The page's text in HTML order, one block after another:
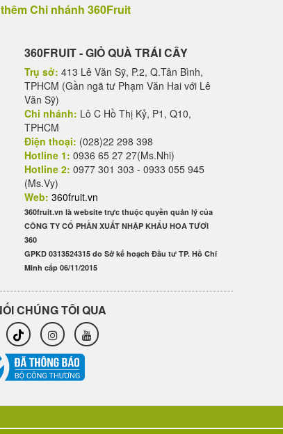
Chi nhánh 360Fruit
360FRUIT - GIỎ QUÀ TRÁI CÂY
Trụ sở: 413 Lê Văn Sỹ, P.2, Q.Tân Bình,
TPHCM (Gần ngã tư Phạm Văn Hai với Lê
Văn Sỹ)
Chi nhánh: Lô C Hồ Thị Kỷ, P1, Q10,
TPHCM
Điện thoại: (028)22 298 398
Hotline 1: 0936 65 27 27(Ms.Nhi)
Hotline 2: 0977 301 303 - 0933 055 945
(Ms.Vy)
Web: 360fruit.vn
360fruit.vn là website trực thuộc quyền quản lý của
CÔNG TY CỔ PHẦN XUẤT NHẬP KHẨU HOA TƯƠI
360
GPKD 0313524315 do Sở kế hoạch Đầu tư TP. Hồ Chí
Minh cấp 06/11/2015
CHÚNG TÔI QUA